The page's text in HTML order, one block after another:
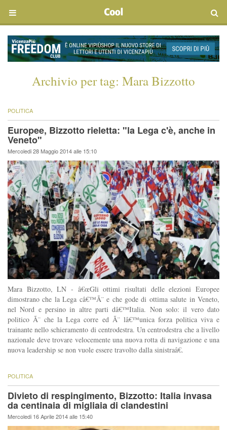
Archivio per tag: Mara Bizzotto
POLITICA
Europee, Bizzotto rieletta: "la Lega c'è, anche in
Veneto"
Mercoledi 28 Maggio 2014 alle 15:10
Mara Bizzotto, LN - â€œGli ottimi risultati delle elezioni Europee
dimostrano che la Lega câ€™Ã¨ e che gode di ottima salute in Veneto,
nel Nord e persino in altre parti dâ€™Italia. Non solo: il vero dato
politico Ã¨ che la Lega corre ed Ã¨ lâ€™unica forza politica viva e
trainante nello schieramento di centrodestra. Un centrodestra che a livello
nazionale deve trovare velocemente una nuova rotta di navigazione e una
nuova leadership se non vuole essere travolto dalla sinistraâ€.
POLITICA
Divieto di respingimento, Bizzotto: Italia invasa
da centinaia di migliaia di clandestini
Mercoledi 16 Aprile 2014 alle 15:40